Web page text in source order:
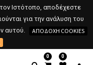
Ιστότοπο, αποδέχεστε
για την ανάλυση του
αυτού.
ΑΠΟΔΟΧΉ COOKIES
0 0